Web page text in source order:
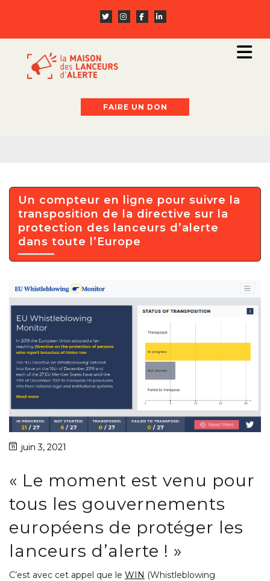
FAIRE UN DON
Un compteur en ligne pour suivre la
transposition de la directive sur la
protection des lanceurs d’alerte
dans toute l’Europe
juin 3, 2021
« Le moment est venu pour
tous les gouvernements
européens de protéger les
lanceurs d’alerte ! »
C’est avec cet appel que le WIN (Whistleblowing